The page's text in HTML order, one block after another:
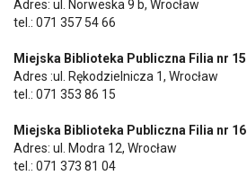
Adres: ul. Norweska 9 b, Wrocław
tel.: 071 357 54 66
Miejska Biblioteka Publiczna Filia nr 15
Adres :ul. Rękodzielnicza 1, Wrocław
tel.: 071 353 86 15
Miejska Biblioteka Publiczna Filia nr 16
Adres: ul. Modra 12, Wrocław
tel.: 071 373 81 04